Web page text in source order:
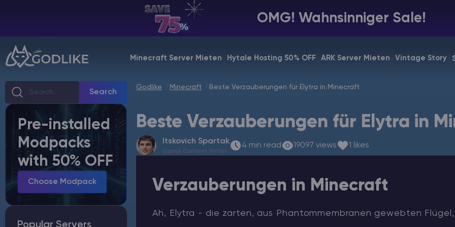
OMG! Wahnsinniger Sale!
Minecraft Server Mieten Hytale Hosting 50% OFF ARK Server Mieten Vintage Story
Billing Panel
Manage your servers & payments
Game Panel
Manage game server
VPS Panel
Manage VPS server
Affiliate panel
Manage affiliates
Search
Pre-installed
Modpacks
with 50% OFF
Choose Modpack
Popular Servers
Godlike Minecraft Beste Verzauberungen für Elytra in Minecraft
Beste Verzauberungen für Elytra in
Itskovich Spartak
Game Content Writer
4 min read 19097 views 1 likes
Verzauberungen in Minecraft
Ah, Elytra - die zarten, aus Phantommembranen gewebten